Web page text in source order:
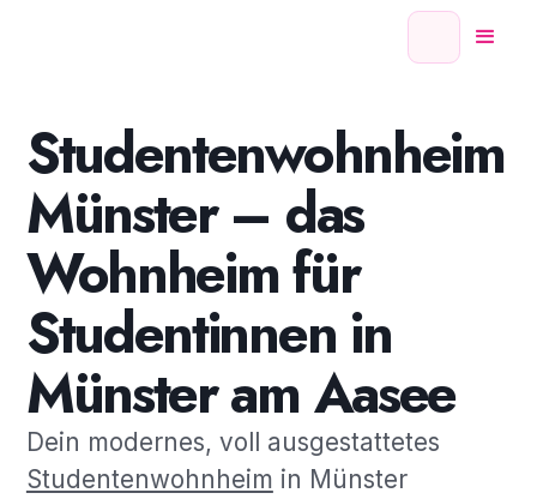
Studentenwohnheim
Münster – das
Wohnheim für
Studentinnen in
Münster am Aasee
Dein modernes, voll ausgestattetes
Studentenwohnheim in Münster